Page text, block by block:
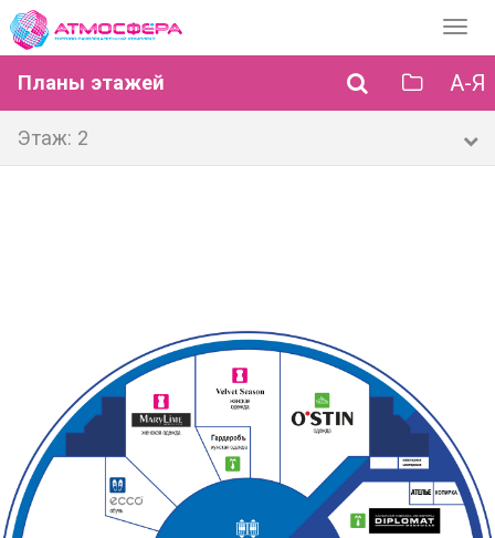
Планы этажей А-Я
Этаж: 2